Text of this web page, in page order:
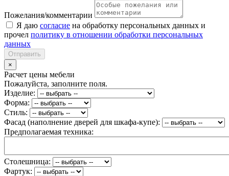
Пожелания/комментарии
Я даю согласие на обработку персональных данных и
прочел политику в отношении обработки персональных
данных
Отправить
×
Расчет цены мебели
Пожалуйста, заполните поля.
Изделие:
Форма:
Стиль:
Фасад (наполнение дверей для шкафа-купе):
Предполагаемая техника:
Столешница:
Фартук: